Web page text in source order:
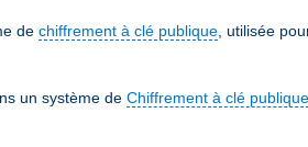
de chiffrement à clé publique , utilisée
un système de Chiffrement à clé publique